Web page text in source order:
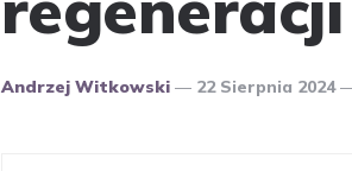
Opublikowany
Andrzej Witkowski 22 Sierpnia 2024